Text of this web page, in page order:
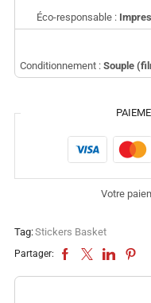
Éco-responsable :
Conditionnement : Souple
Votre
Tag:Stickers Basket
Partager: